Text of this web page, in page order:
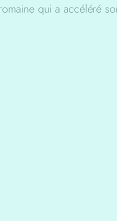
qui a accéléré